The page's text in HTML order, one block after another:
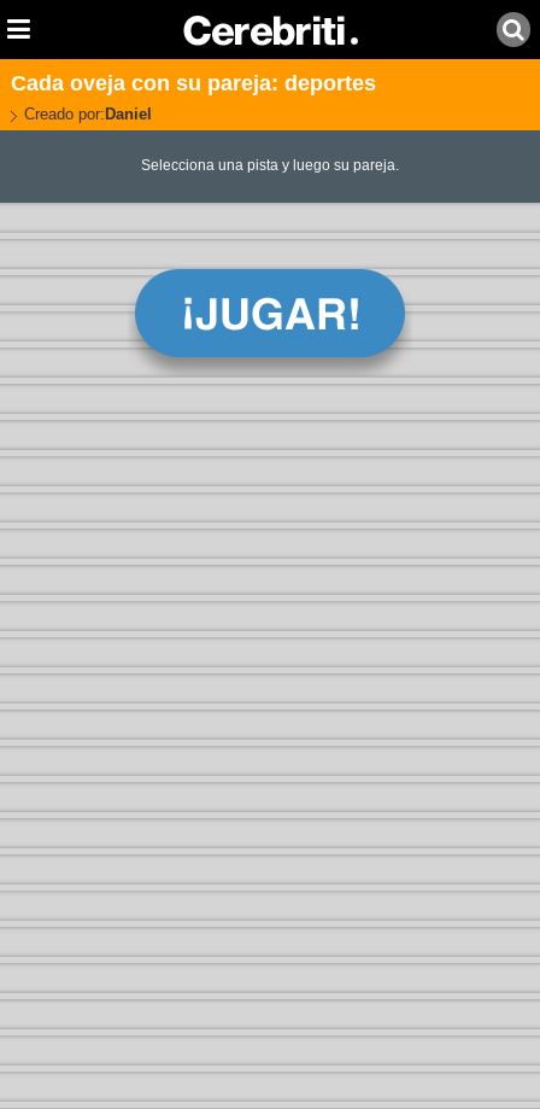
Cada oveja con su pareja: deportes
Creado por: Daniel
Selecciona una pista y luego su pareja.